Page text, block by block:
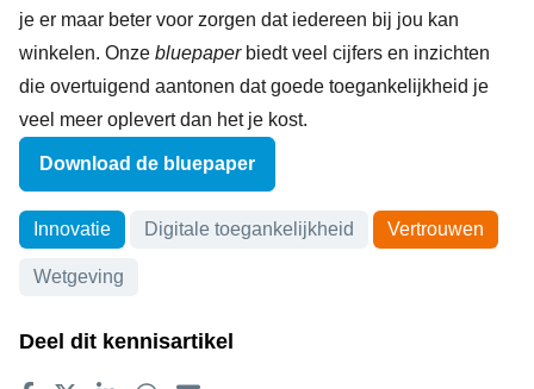
je er maar beter voor zorgen dat iedereen bij jou kan
winkelen. Onze bluepaperbiedt veel cijfers en inzichten
die overtuigend aantonen dat goede toegankelijkheid je
veel meer oplevert dan het je kost.
Download de bluepaper
Onderwerpen
Innovatie Digitale toegankelijkheid Vertrouwen
Wetgeving
Deel dit kennisartikel